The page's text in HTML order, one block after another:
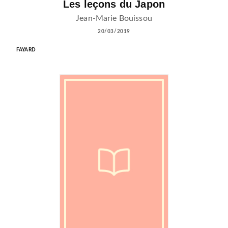
Les leçons du Japon
Jean-Marie Bouissou
20/03/2019
FAYARD